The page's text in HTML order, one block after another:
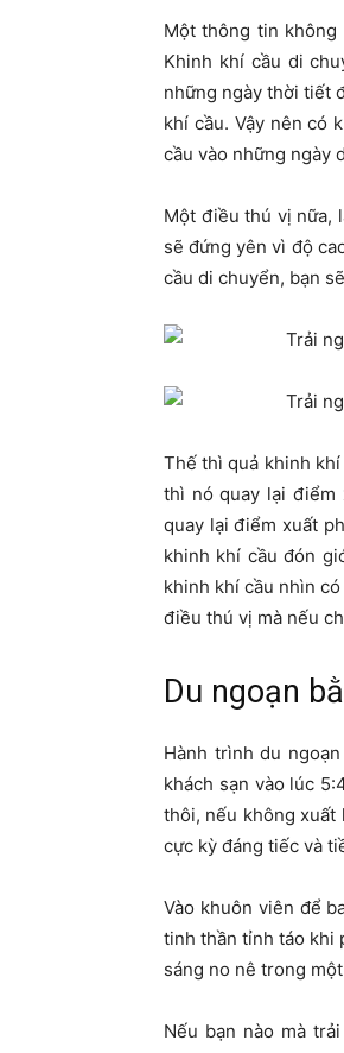
Một thông tin
Khinh khí cầu di
những ngày thời tiết
khí cầu. Vậy nên có
cầu vào những ngày
Một điều thú vị nữa,
sẽ đứng yên vì độ
cầu di chuyển, bạn
Thế thì quả khinh
thì nó quay lại điểm
quay lại điểm xuất
khinh khí cầu đón
khinh khí cầu nhìn
điều thú vị mà nếu
Du ngoạn
Hành trình du
khách sạn vào lúc
thôi, nếu không xuất
cực kỳ đáng tiếc và
Vào khuôn viên để
tinh thần tỉnh táo khi
sáng no nê trong
Nếu bạn nào mà